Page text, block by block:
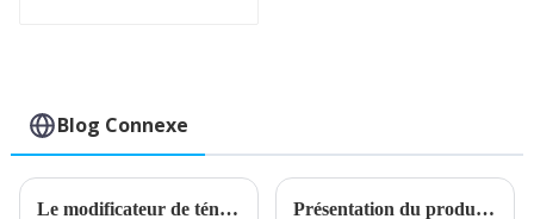
Blog Connexe
Le modificateur de ténacité des composites en PVC améliore la durabilité du matériau Présentation du produit stabilisateur de plomb composé